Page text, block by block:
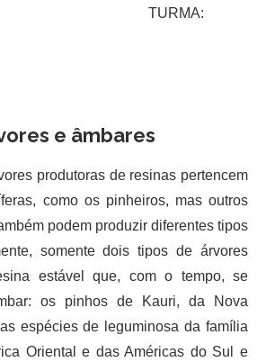
TURMA:
e âmbares
produtoras de resinas pertencem
como os pinheiros, mas outros
podem produzir diferentes tipos
somente dois tipos de árvores
estável que, com o tempo, se
os pinhos de Kauri, da Nova
espécies de leguminosa da família
Oriental e das Américas do Sul e